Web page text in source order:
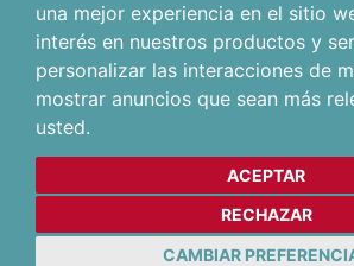
una mejor experiencia en el sitio
interés en nuestros productos y
personalizar las interacciones de
mostrar anuncios que sean más
usted.
ACEPTAR
RECHAZAR
CAMBIAR